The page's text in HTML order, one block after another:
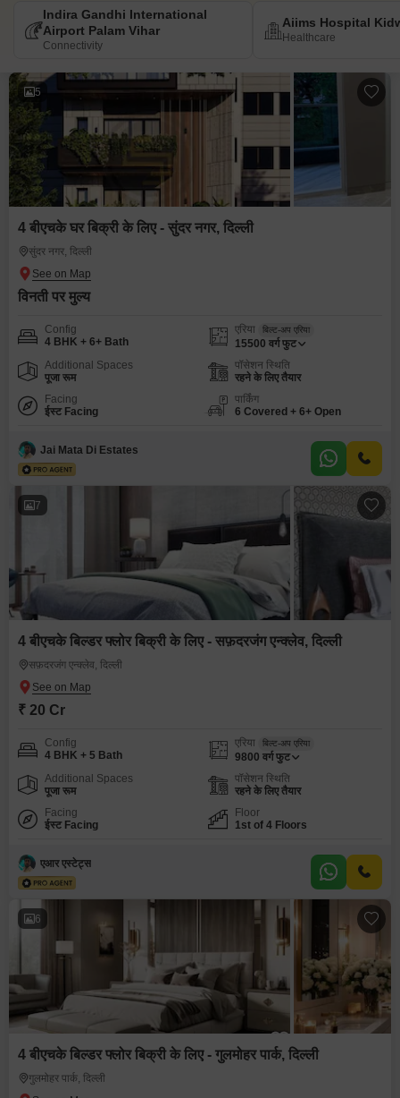
Indira Gandhi International
Airport Palam Vihar
Connectivity
Aiims Hospital
Healthcare
5
4 बीएचके घर बिक्री के लिए - सुंदर नगर, दिल्ली
सुंदर नगर, दिल्ली
विनती पर मुल्य
Config
4 BHK + 6+ Bath
एरिया बिल्ट-अप एरिया
15500 वर्ग फुट
Additional Spaces
पूजा रूम
पॉसेशन स्थिति
रहने के लिए तैयार
Facing
ईस्ट Facing
पार्किंग
6 Covered + 6+ Open
Jai Mata Di Estates
7
4 बीएचके बिल्डर फ्लोर बिक्री के लिए - सफ़दरजंग एन्क्लेव, दिल्ली
सफ़दरजंग एन्क्लेव, दिल्ली
₹ 20 Cr
Config
4 BHK + 5 Bath
एरिया बिल्ट-अप एरिया
9800 वर्ग फुट
Additional Spaces
पूजा रूम
पॉसेशन स्थिति
रहने के लिए तैयार
Facing
ईस्ट Facing
Floor
1st of 4 Floors
एआर एस्टेट्स
6
4 बीएचके बिल्डर फ्लोर बिक्री के लिए - गुलमोहर पार्क, दिल्ली
गुलमोहर पार्क, दिल्ली